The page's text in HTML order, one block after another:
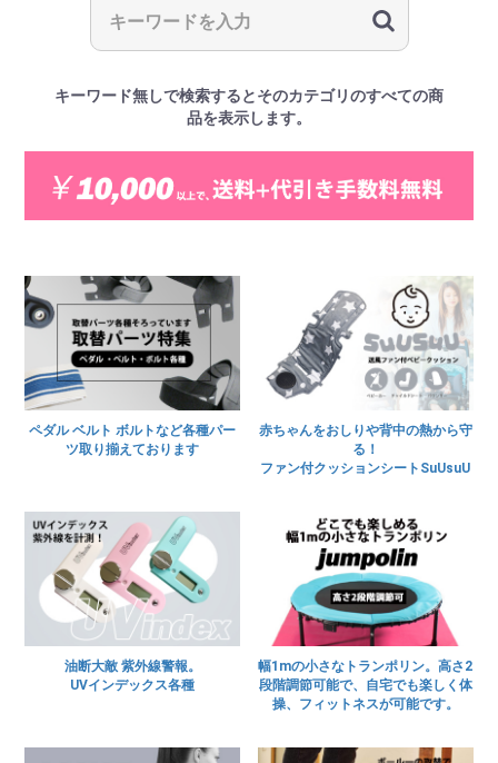
キーワード無しで検索するとそのカテゴリのすべての商
品を表示します。
ペダル ベルト ボルトなど各種パー
ツ取り揃えております
赤ちゃんをおしりや背中の熱から守
る！
ファン付クッションシートSuUsuU
油断大敵 紫外線警報。
UVインデックス各種
幅1mの小さなトランポリン。高さ2
段階調節可能で、自宅でも楽しく体
操、フィットネスが可能です。